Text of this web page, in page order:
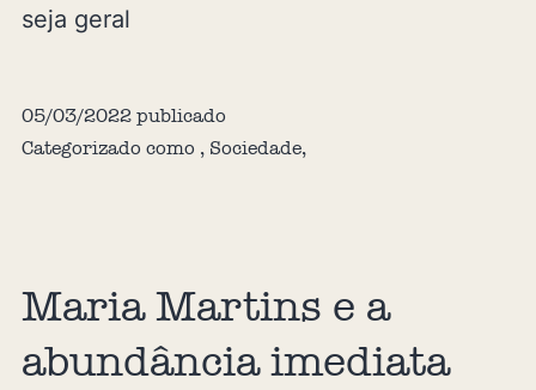
seja geral
05/03/2022publicado
Categorizado como , Sociedade,
Maria Martins e a
abundância imediata